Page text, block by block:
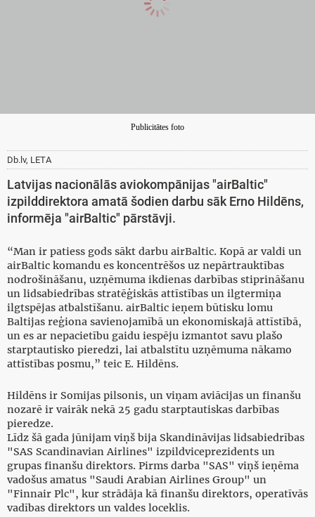
Publicitātes foto
Db.lv, LETA
Latvijas nacionālās aviokompānijas "airBaltic"
izpilddirektora amatā šodien darbu sāk Erno Hildēns,
informēja "airBaltic" pārstāvji.
“Man ir patiess gods sākt darbu airBaltic. Kopā ar valdi un
airBaltic komandu es koncentrēšos uz nepārtrauktības
nodrošināšanu, uzņēmuma ikdienas darbības stiprināšanu
un lidsabiedrības stratēģiskās attīstības un ilgtermiņa
ilgtspējas atbalstīšanu. airBaltic ieņem būtisku lomu
Baltijas reģiona savienojamībā un ekonomiskajā attīstībā,
un es ar nepacietību gaidu iespēju izmantot savu plašo
starptautisko pieredzi, lai atbalstītu uzņēmuma nākamo
attīstības posmu,” teic E. Hildēns.
Hildēns ir Somijas pilsonis, un viņam aviācijas un finanšu
nozarē ir vairāk nekā 25 gadu starptautiskas darbības
pieredze.
Līdz šā gada jūnijam viņš bija Skandināvijas lidsabiedrības
"SAS Scandinavian Airlines" izpildviceprezidents un
grupas finanšu direktors. Pirms darba "SAS" viņš ieņēma
vadošus amatus "Saudi Arabian Airlines Group" un
"Finnair Plc", kur strādāja kā finanšu direktors, operatīvās
vadības direktors un valdes loceklis.